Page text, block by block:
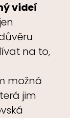
videí
na to,
možná
jim